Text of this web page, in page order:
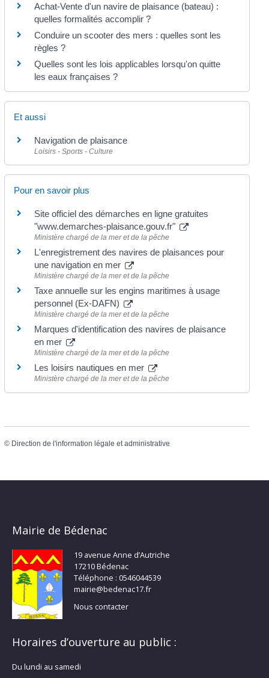
Achat-Vente d'un navire de plaisance (bateau) :
quelles formalités accomplir ?
Conduire un scooter des mers : quelles sont les
règles ?
Quelles sont les lois applicables lorsqu'on quitte
les eaux françaises ?
Et aussi
Navigation de plaisance
Loisirs - Sports - Culture
Pour en savoir plus
Site officiel des démarches en ligne gratuites
"www.demarches-plaisance.gouv.fr"
Ministère chargé de la mer et de la pêche
L'enregistrement des navires de plaisances pour
une navigation en mer
Ministère chargé de la mer et de la pêche
Taxe annuelle sur les engins maritimes à usage
personnel (Ex-DAFN)
Ministère chargé de la mer et de la pêche
Marques d'identification des navires de plaisance
en mer
Ministère chargé de la mer et de la pêche
Les loisirs nautiques en mer
Ministère chargé de la mer et de la pêche
© Direction de l'information légale et administrative
Mairie de Bédenac
19 avenue Anne d’Autriche
17210 Bédenac
Téléphone : 0546044539
mairie@bedenac17.fr
Nous contacter
Horaires d’ouverture au public :
Du lundi au samedi